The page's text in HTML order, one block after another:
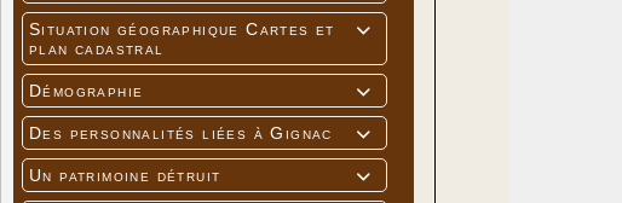

Situation géographique Cartes et
plan cadastral

Démographie

Des personnalités liées à Gignac

Un patrimoine détruit